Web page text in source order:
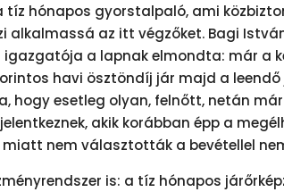
tíz hónapos gyorstalpaló, ami
alkalmassá az itt végzőket. Bagi
igazgatója a lapnak elmondta: már a
havi ösztöndíj jár majd a leendő
hogy esetleg olyan, felnőtt, netán
akik korábban épp a
miatt nem választották a bevétellel
is: a tíz hónapos